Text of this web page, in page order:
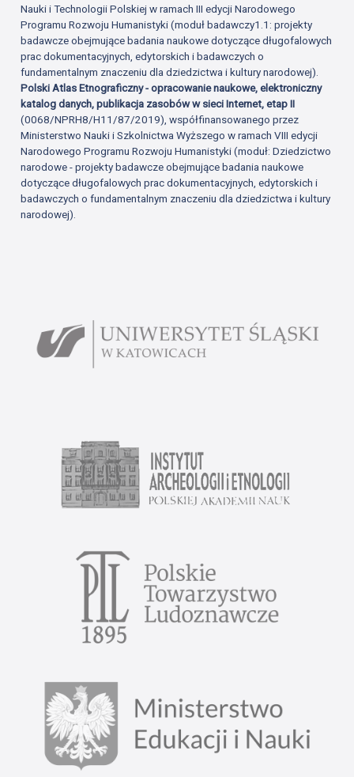
Nauki i Technologii Polskiej w ramach III edycji Narodowego
Programu Rozwoju Humanistyki (moduł badawczy1.1: projekty
badawcze obejmujące badania naukowe dotyczące długofalowych
prac dokumentacyjnych, edytorskich i badawczych o
fundamentalnym znaczeniu dla dziedzictwa i kultury narodowej).
Polski Atlas Etnograficzny - opracowanie naukowe, elektroniczny
katalog danych, publikacja zasobów w sieci Internet, etap II
(0068/NPRH8/H11/87/2019), współfinansowanego przez
Ministerstwo Nauki i Szkolnictwa Wyższego w ramach VIII edycji
Narodowego Programu Rozwoju Humanistyki (moduł: Dziedzictwo
narodowe - projekty badawcze obejmujące badania naukowe
dotyczące długofalowych prac dokumentacyjnych, edytorskich i
badawczych o fundamentalnym znaczeniu dla dziedzictwa i kultury
narodowej).